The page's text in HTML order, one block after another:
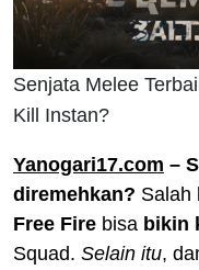
Senjata Melee
Kill Instan?
Yanogari17.com –
diremehkan? Salah
Free Fire bisa bikin
Squad. Selain itu,